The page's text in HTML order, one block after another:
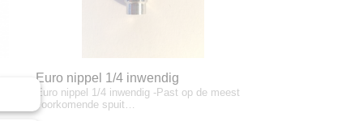
Euro nippel 1/4 inwendig
Euro nippel 1/4 inwendig -Past op de meest
voorkomende spuit…